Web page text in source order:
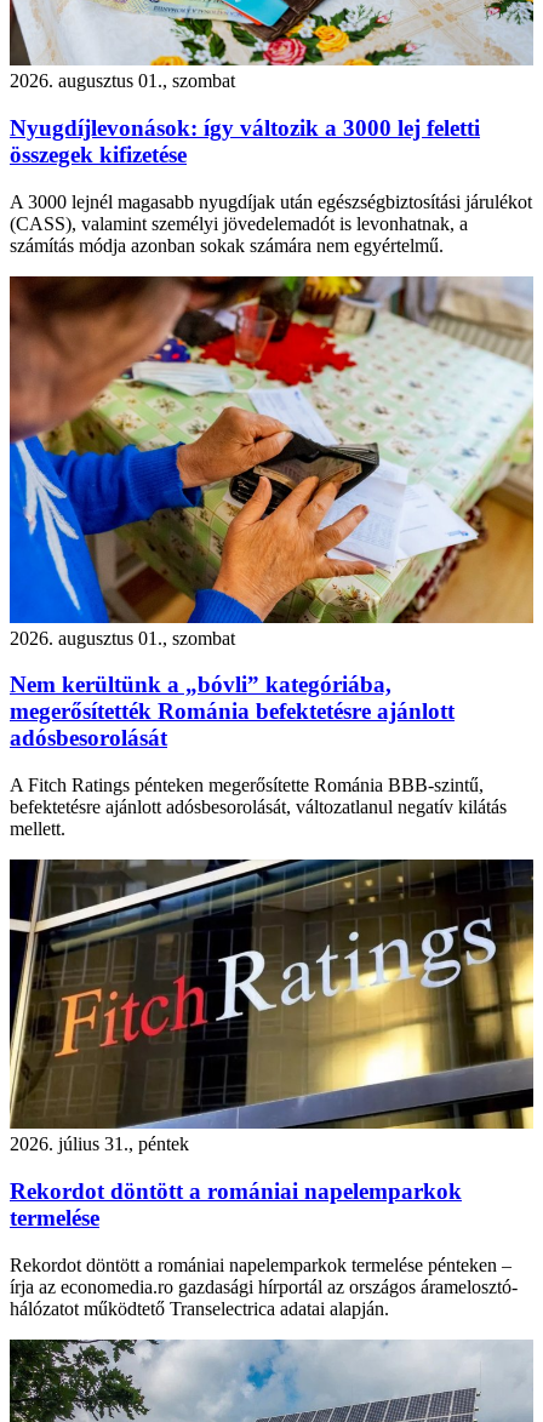
2026. augusztus 01., szombat
Nyugdíjlevonások: így változik a 3000 lej feletti
összegek kifizetése
A 3000 lejnél magasabb nyugdíjak után egészségbiztosítási járulékot
(CASS), valamint személyi jövedelemadót is levonhatnak, a
számítás módja azonban sokak számára nem egyértelmű.
2026. augusztus 01., szombat
Nem kerültünk a „bóvli” kategóriába,
megerősítették Románia befektetésre ajánlott
adósbesorolását
A Fitch Ratings pénteken megerősítette Románia BBB-szintű,
befektetésre ajánlott adósbesorolását, változatlanul negatív kilátás
mellett.
2026. július 31., péntek
Rekordot döntött a romániai napelemparkok
termelése
Rekordot döntött a romániai napelemparkok termelése pénteken –
írja az economedia.ro gazdasági hírportál az országos áramelosztó-
hálózatot működtető Transelectrica adatai alapján.